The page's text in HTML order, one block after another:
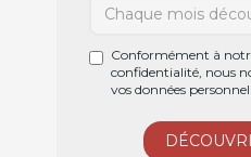
Conformément à
confidentialité, nous
vos données